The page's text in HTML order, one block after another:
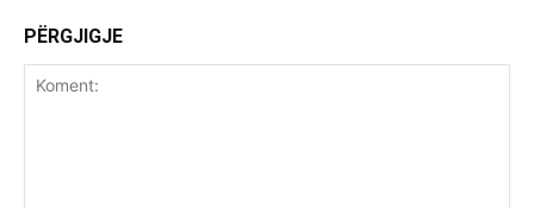
PËRGJIGJE